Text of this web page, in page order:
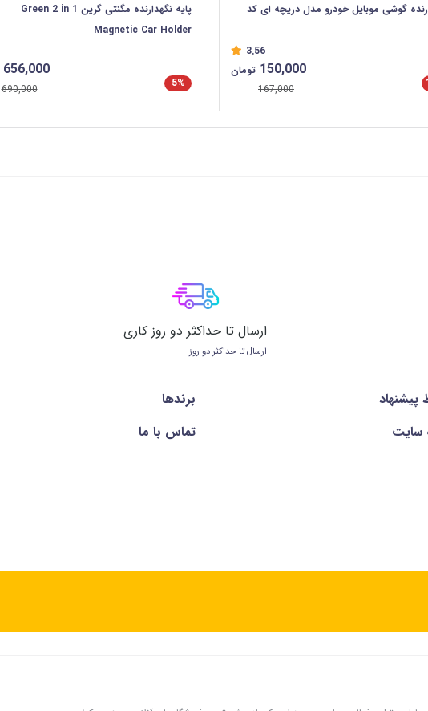
گوشی موبایل خودرو مدل دریچه ای کد
3.56
150,000 تومان
167,000
پایه نگهدارنده مگنتی گرین Green 2 in 1
Magnetic Car Holder
5%
656,000
690,000
ارسال تا حداکثر دو روز کاری
ارسال تا حداکثر دو روز
پيشنهاد
برندها
سایت
تماس با ما